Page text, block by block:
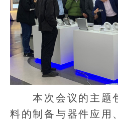
本次会议的主题
料的制备与器件应用